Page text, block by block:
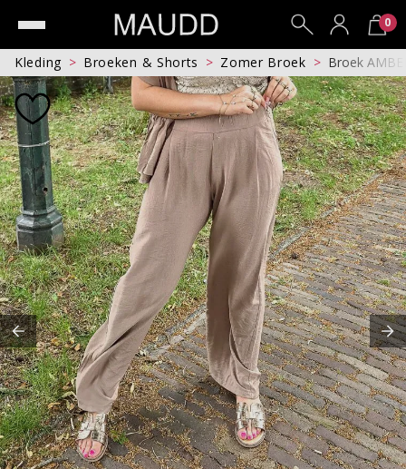
0
Kleding Broeken & Shorts Zomer Broek Broek